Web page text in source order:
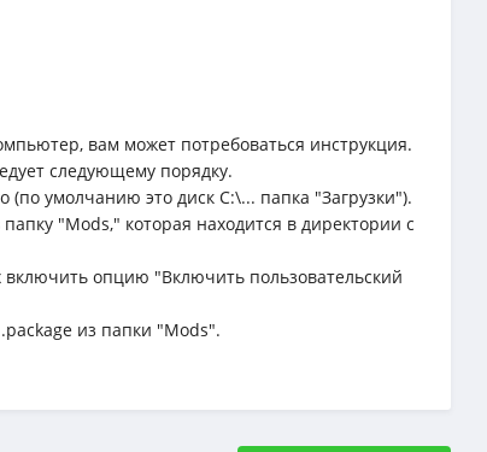
вам может потребоваться инструкция.
следующему порядку.
умолчанию это диск C:\... папка "Загрузки").
"Mods," которая находится в директории с
включить опцию "Включить пользовательский
из папки "Mods".